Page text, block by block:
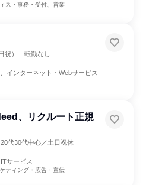
ス・事務・受付、営業
祝）｜転勤なし
インターネット・Webサービス
、リクルート正規
代30代中心／土日祝休
サービス
ティング・広告・宣伝